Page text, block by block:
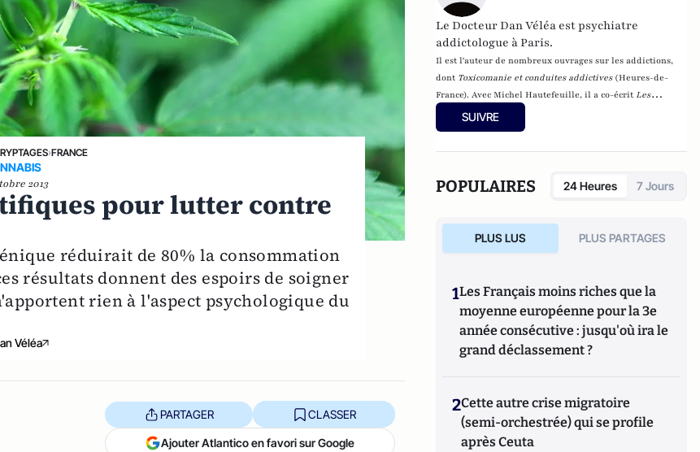
›FRANCE
2013
pour lutter contre
réduirait de 80% la consommation
résultats donnent des espoirs de soigner
rien à l'aspect psychologique du
Véléa
PARTAGER CLASSER
Ajouter Atlantico en favori sur Google
Le Docteur Dan Véléa est psychiatre
addictologue à Paris.
Il est l'auteur de nombreux ouvrages sur les addictions,
dont Toxicomanie et conduites addictives(Heures-de-
France). Avec Michel Hautefeuille, il a co-écritLes
addictions à Internet
synthèse(PUF, Que sais-je ?, Paris, 2002).
SUIVRE
POPULAIRES 24 Heures 7 Jours
PLUS LUS PLUS PARTAGES
1Les Français moins riches que la
moyenne européenne pour la 3e
année consécutive : jusqu'où ira le
grand déclassement ?
2Cette autre crise migratoire
(semi-orchestrée) qui se profile
après Ceuta